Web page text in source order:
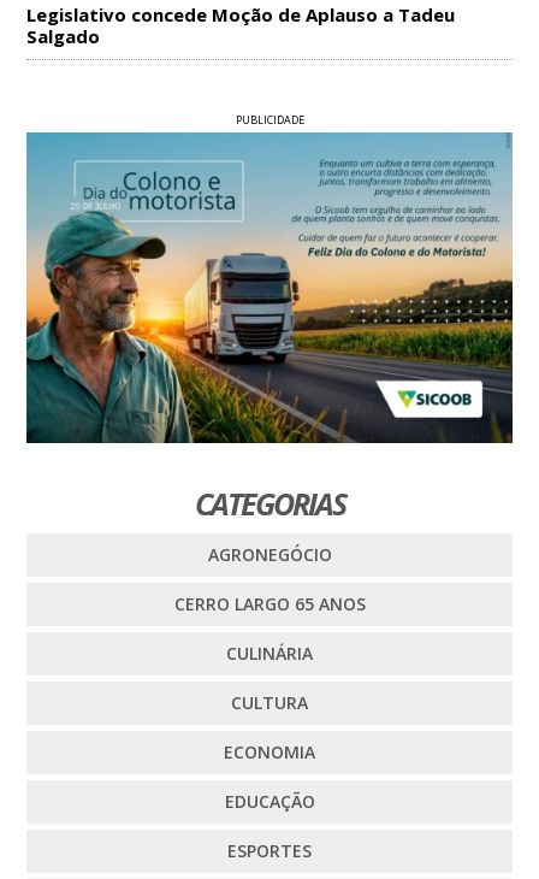
Legislativo concede Moção de Aplauso a Tadeu
Salgado
PUBLICIDADE
CATEGORIAS
AGRONEGÓCIO
CERRO LARGO 65 ANOS
CULINÁRIA
CULTURA
ECONOMIA
EDUCAÇÃO
ESPORTES